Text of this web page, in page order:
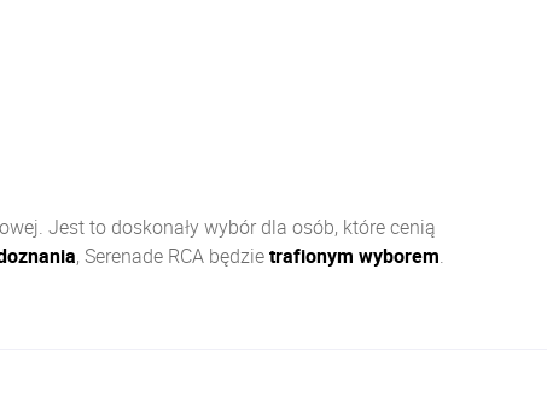
Jest to doskonały wybór dla osób, które cenią
, Serenade RCA będzietrafionym wyborem.